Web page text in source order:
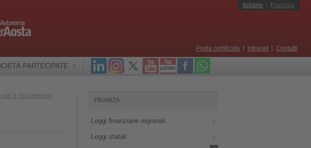
Italiano Français
Posta certificata Intranet Contatti
PARTECIPATE
per il risanamento
FINANZA
Leggi finanziarie regionali
Leggi statali